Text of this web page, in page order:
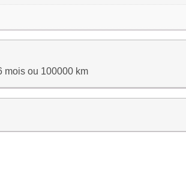
mois ou 100000 km